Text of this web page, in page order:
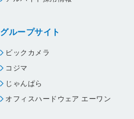
グループサイト
ビックカメラ
コジマ
じゃんぱら
オフィスハードウェア エーワン